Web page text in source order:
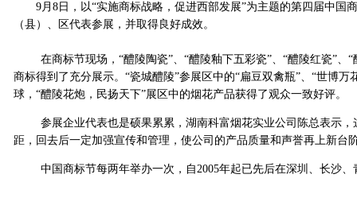
9月8日，以“实施商标战略，促进西部发展”为主题的第四届中国
（县）、区代表参展，并取得良好成效。
在商标节现场，“醴陵陶瓷”、“醴陵釉下五彩瓷”、“醴陵红瓷”、“
商标得到了充分展示。“瓷城醴陵”参展区中的“扁豆双禽瓶”、“世博万
球，“醴陵花炮，民扬天下”展区中的烟花产品获得了观众一致好评。
参展企业代表也是硕果累累，湖南科富烟花实业公司陈总表示，
距，回去后一定加强宣传和管理，使公司的产品质量和声誉再上新台
中国商标节每两年举办一次，自2005年起已先后在深圳、长沙、